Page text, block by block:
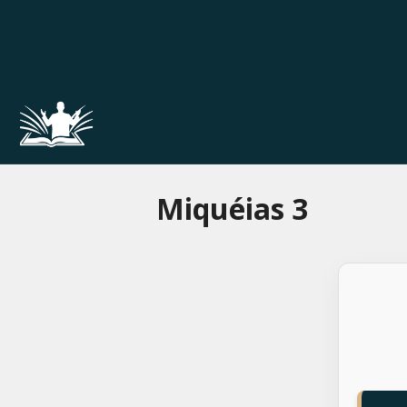
Miquéias 3